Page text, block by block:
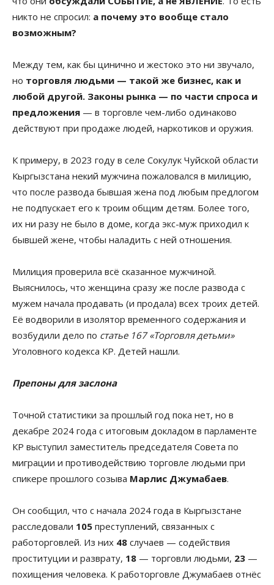
никто не спросил: а почему это вообще стало
возможным?
Между тем, как бы цинично и жестоко это ни звучало,
но торговля людьми — такой же бизнес, как и
любой другой. Законы рынка — по части спроса и
предложения — в торговле чем-либо одинаково
действуют при продаже людей, наркотиков и оружия.
К примеру, в 2023 году в селе Сокулук Чуйской области
Кыргызстана некий мужчина пожаловался в милицию,
что после развода бывшая жена под любым предлогом
не подпускает его к троим общим детям. Более того,
их ни разу не было в доме, когда экс-муж приходил к
бывшей жене, чтобы наладить с ней отношения.
Милиция проверила всё сказанное мужчиной.
Выяснилось, что женщина сразу же после развода с
мужем начала продавать (и продала) всех троих детей.
Её водворили в изолятор временного содержания и
возбудили дело по статье 167 «Торговля детьми»
Уголовного кодекса КР. Детей нашли.
Препоны для заслона
Точной статистики за прошлый год пока нет, но в
декабре 2024 года с итоговым докладом в парламенте
КР выступил заместитель председателя Совета по
миграции и противодействию торговле людьми при
спикере прошлого созыва Марлис Джумабаев.
Он сообщил, что с начала 2024 года в Кыргызстане
расследовали 105 преступлений, связанных с
работорговлей. Из них 48 случаев — содействия
проституции и разврату, 18 — торговли людьми, 23 —
похищения человека. К работорговле Джумабаев отнёс